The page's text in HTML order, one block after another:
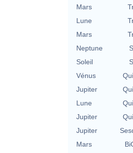
Mars
Lune
Mars
Neptune
Soleil
Vénus
Jupiter
Lune
Jupiter
Jupiter
Mars